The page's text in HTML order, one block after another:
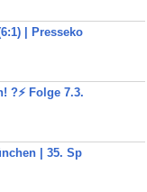
| Presseko
?⚡️ Folge 7.3.
| 35. Sp